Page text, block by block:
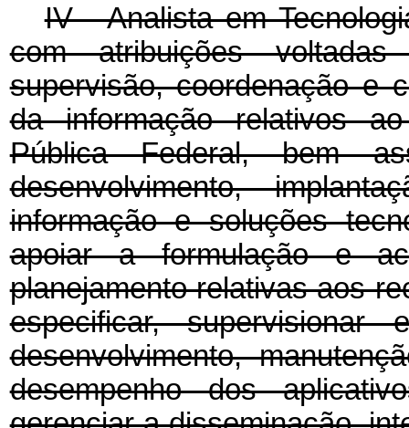
IV - Analista em
com atribuições
supervisão, coordenação e
da informação relativos
Pública Federal, bem
desenvolvimento,
informação e soluções
apoiar a formulação e
planejamento relativas aos
especificar,
desenvolvimento,
desempenho dos